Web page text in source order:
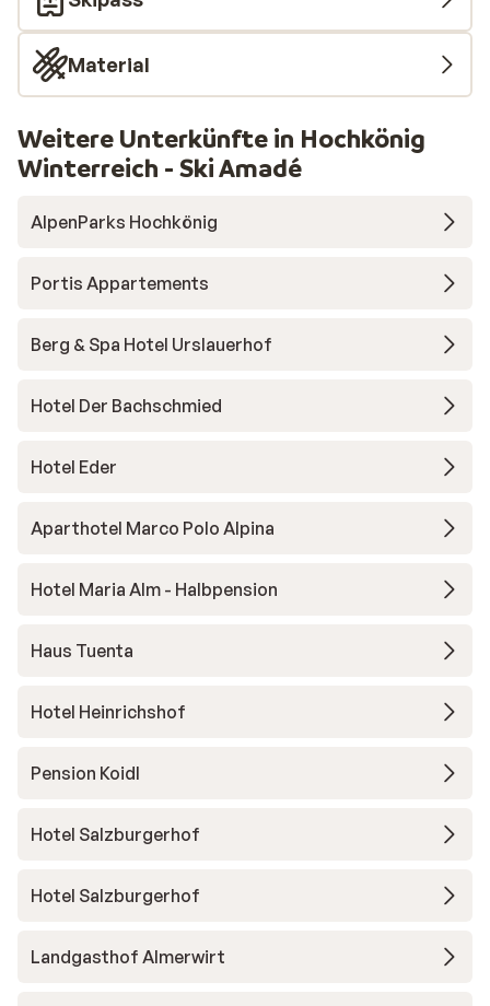
Material
Weitere Unterkünfte in Hochkönig
Winterreich - Ski Amadé
AlpenParks Hochkönig
Portis Appartements
Berg & Spa Hotel Urslauerhof
Hotel Der Bachschmied
Hotel Eder
Aparthotel Marco Polo Alpina
Hotel Maria Alm - Halbpension
Haus Tuenta
Hotel Heinrichshof
Pension Koidl
Hotel Salzburgerhof
Hotel Salzburgerhof
Landgasthof Almerwirt